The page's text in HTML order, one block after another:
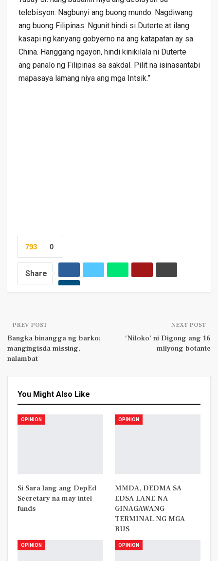
telebisyon. Nagbunyi ang buong mundo. Nagdiwang
ang buong Filipinas. Ngunit hindi si Duterte at ilang
kasapi ng kanyang gobyerno na ang katapatan ay sa
China. Hanggang ngayon, hindi kinikilala ni Duterte
ang panalo ng Filipinas sa sakdal. Pilit na isinasantabi
mapasaya lamang niya ang mga Intsik.”
0
793
Share
PREV POST
Bangka binangga ng barko;
mangingisda missing,
nalambat
NEXT POST
‘Niloko’ ni Digong ang 16
milyong botante
You Might Also Like
OPINION
Si Sara lang ang DepEd
Secretary na may intel
funds
OPINION
MMDA, DEDMA SA
EDSA LANE NA
GINAGAWANG
TERMINAL NG MGA
BUS
OPINION OPINION